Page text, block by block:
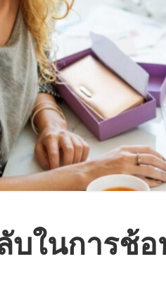
บในการช้